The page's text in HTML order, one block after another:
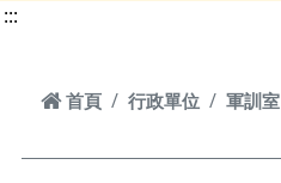
:::
首頁
首頁 行政單位 軍訓室